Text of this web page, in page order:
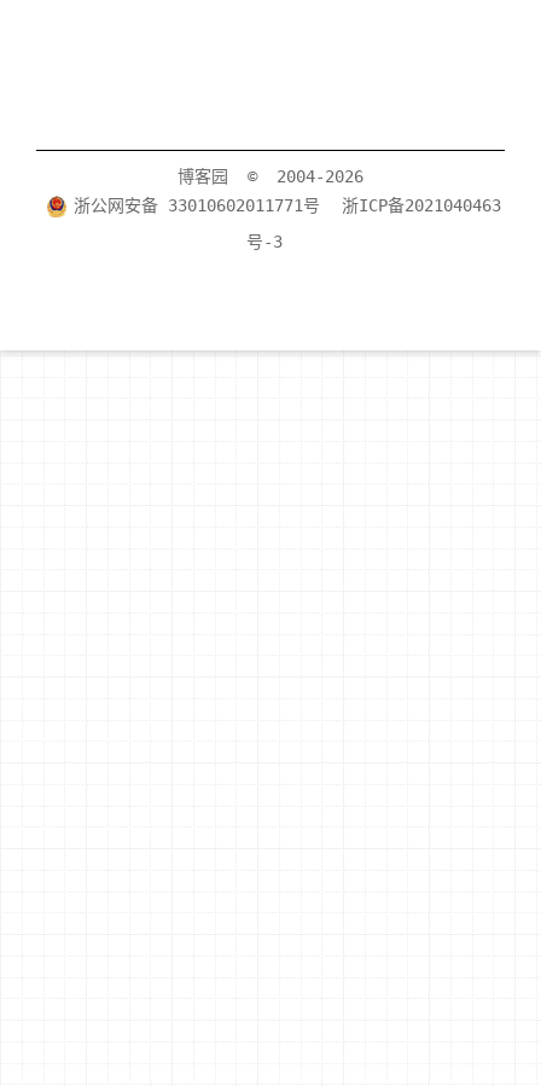
博客园
© 2004-2026
浙公网安备 33010602011771号
浙ICP备2021040463
号-3